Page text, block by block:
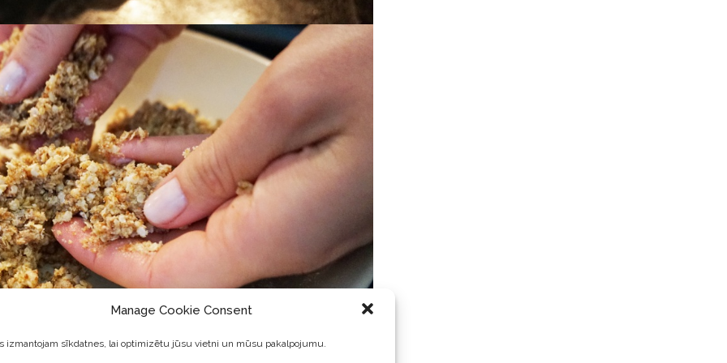
Manage Cookie Consent
izmantojam sīkdatnes, lai optimizētu jūsu vietni un mūsu pakalpojumu.